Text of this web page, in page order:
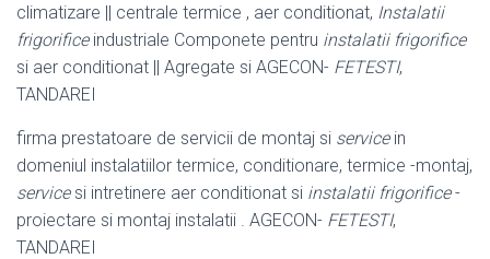
climatizare || centrale termice , aer conditionat, Instalatii
frigorificeindustriale Componete pentru instalatii frigorifice
si aer conditionat || Agregate si AGECON- FETESTI,
TANDAREI
firma prestatoare de servicii de montaj si servicein
domeniul instalatiilor termice, conditionare, termice -montaj,
servicesi intretinere aer conditionat si instalatii frigorifice-
proiectare si montaj instalatii . AGECON- FETESTI,
TANDAREI